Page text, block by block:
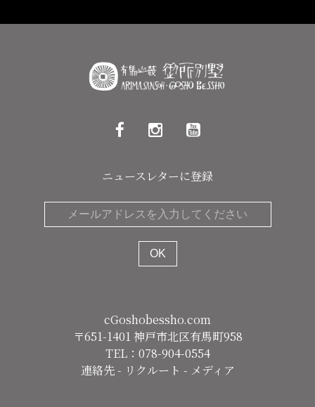
ニュースレターに登録
cGoshobessho.com
〒651-1401 神戸市北区有馬町958
TEL：078-904-0554
連絡先- リクルート - メディア